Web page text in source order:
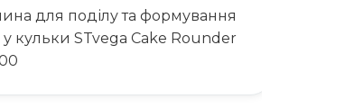
для поділу та формування
у кульки STvega Cake Rounder